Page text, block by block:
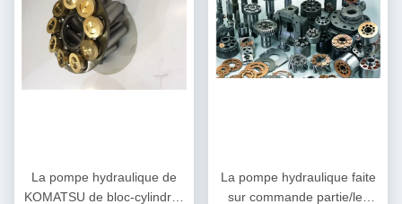
La pompe hydraulique de
KOMATSU de bloc-cylindres
La pompe hydraulique faite
sur commande partie/les